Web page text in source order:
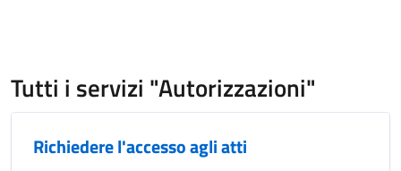
Tutti i servizi "Autorizzazioni"
Richiedere l'accesso agli atti